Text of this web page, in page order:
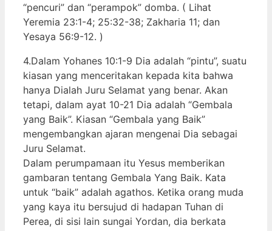
“pencuri” dan “perampok” domba. ( Lihat
Yeremia 23:1-4; 25:32-38; Zakharia 11; dan
Yesaya 56:9-12. )
4.Dalam Yohanes 10:1-9 Dia adalah “pintu”, suatu
kiasan yang menceritakan kepada kita bahwa
hanya Dialah Juru Selamat yang benar. Akan
tetapi, dalam ayat 10-21 Dia adalah “Gembala
yang Baik”. Kiasan “Gembala yang Baik”
mengembangkan ajaran mengenai Dia sebagai
Juru Selamat.
Dalam perumpamaan itu Yesus memberikan
gambaran tentang Gembala Yang Baik. Kata
untuk “baik” adalah agathos. Ketika orang muda
yang kaya itu bersujud di hadapan Tuhan di
Perea, di sisi lain sungai Yordan, dia berkata